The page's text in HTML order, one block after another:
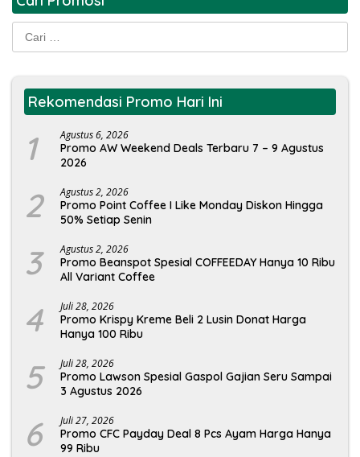
Cari
untuk:
Rekomendasi Promo Hari Ini
1 Agustus 6, 2026
Promo AW Weekend Deals Terbaru 7 – 9 Agustus
2026
2 Agustus 2, 2026
Promo Point Coffee I Like Monday Diskon Hingga
50% Setiap Senin
3 Agustus 2, 2026
Promo Beanspot Spesial COFFEEDAY Hanya 10 Ribu
All Variant Coffee
4 Juli 28, 2026
Promo Krispy Kreme Beli 2 Lusin Donat Harga
Hanya 100 Ribu
5 Juli 28, 2026
Promo Lawson Spesial Gaspol Gajian Seru Sampai
3 Agustus 2026
6 Juli 27, 2026
Promo CFC Payday Deal 8 Pcs Ayam Harga Hanya
99 Ribu